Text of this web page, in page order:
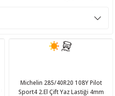
Michelin 285/40R20 108Y Pilot
Sport4 2.El Çift Yaz Lastiği 4mm